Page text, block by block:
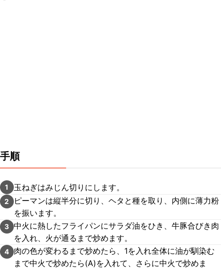
手順
1 玉ねぎはみじん切りにします。
2
ピーマンは縦半分に切り、ヘタと種を取り、内側に薄力粉
を振います。
3 中火に熱したフライパンにサラダ油をひき、牛豚合びき肉
を入れ、火が通るまで炒めます。
4
肉の色が変わるまで炒めたら、1を入れ全体に油が馴染む
まで中火で炒めたら(A)を入れて、さらに中火で炒めま